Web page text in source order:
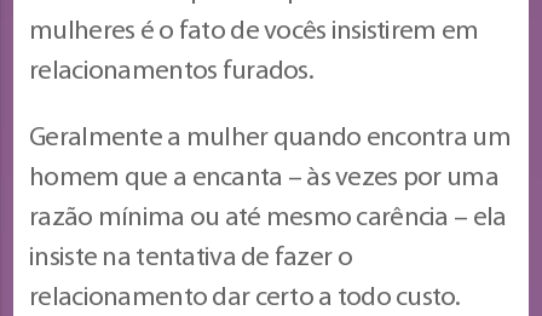
mulheres é o fato de vocês insistirem em
relacionamentos furados.
Geralmente a mulher quando encontra um
homem que a encanta – às vezes por uma
razão mínima ou até mesmo carência – ela
insiste na tentativa de fazer o
relacionamento dar certo a todo custo.